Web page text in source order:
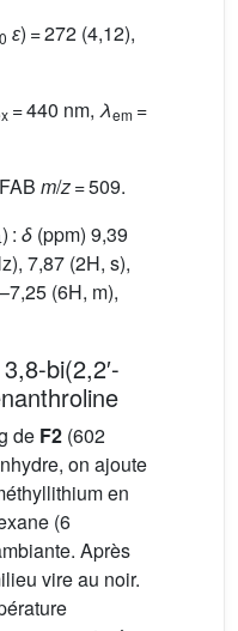
ɛ) = 272 (4,12),
= 440 nm, λem =
m/z= 509.
) : δ (ppm) 9,39
7,87 (2H, s),
(6H, m),
bi(2,2′-
de F2 (602
on ajoute
en
(6
Après
vire au noir.